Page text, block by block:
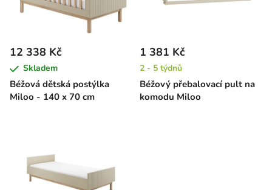
ů
o
d
u
Béžová dětská postýlka
Miloo - 140 x 70 cm
12 338 Kč
Skladem
Béžový přebalovací pult na
komodu Miloo
1 381 Kč
2 - 5 týdnů